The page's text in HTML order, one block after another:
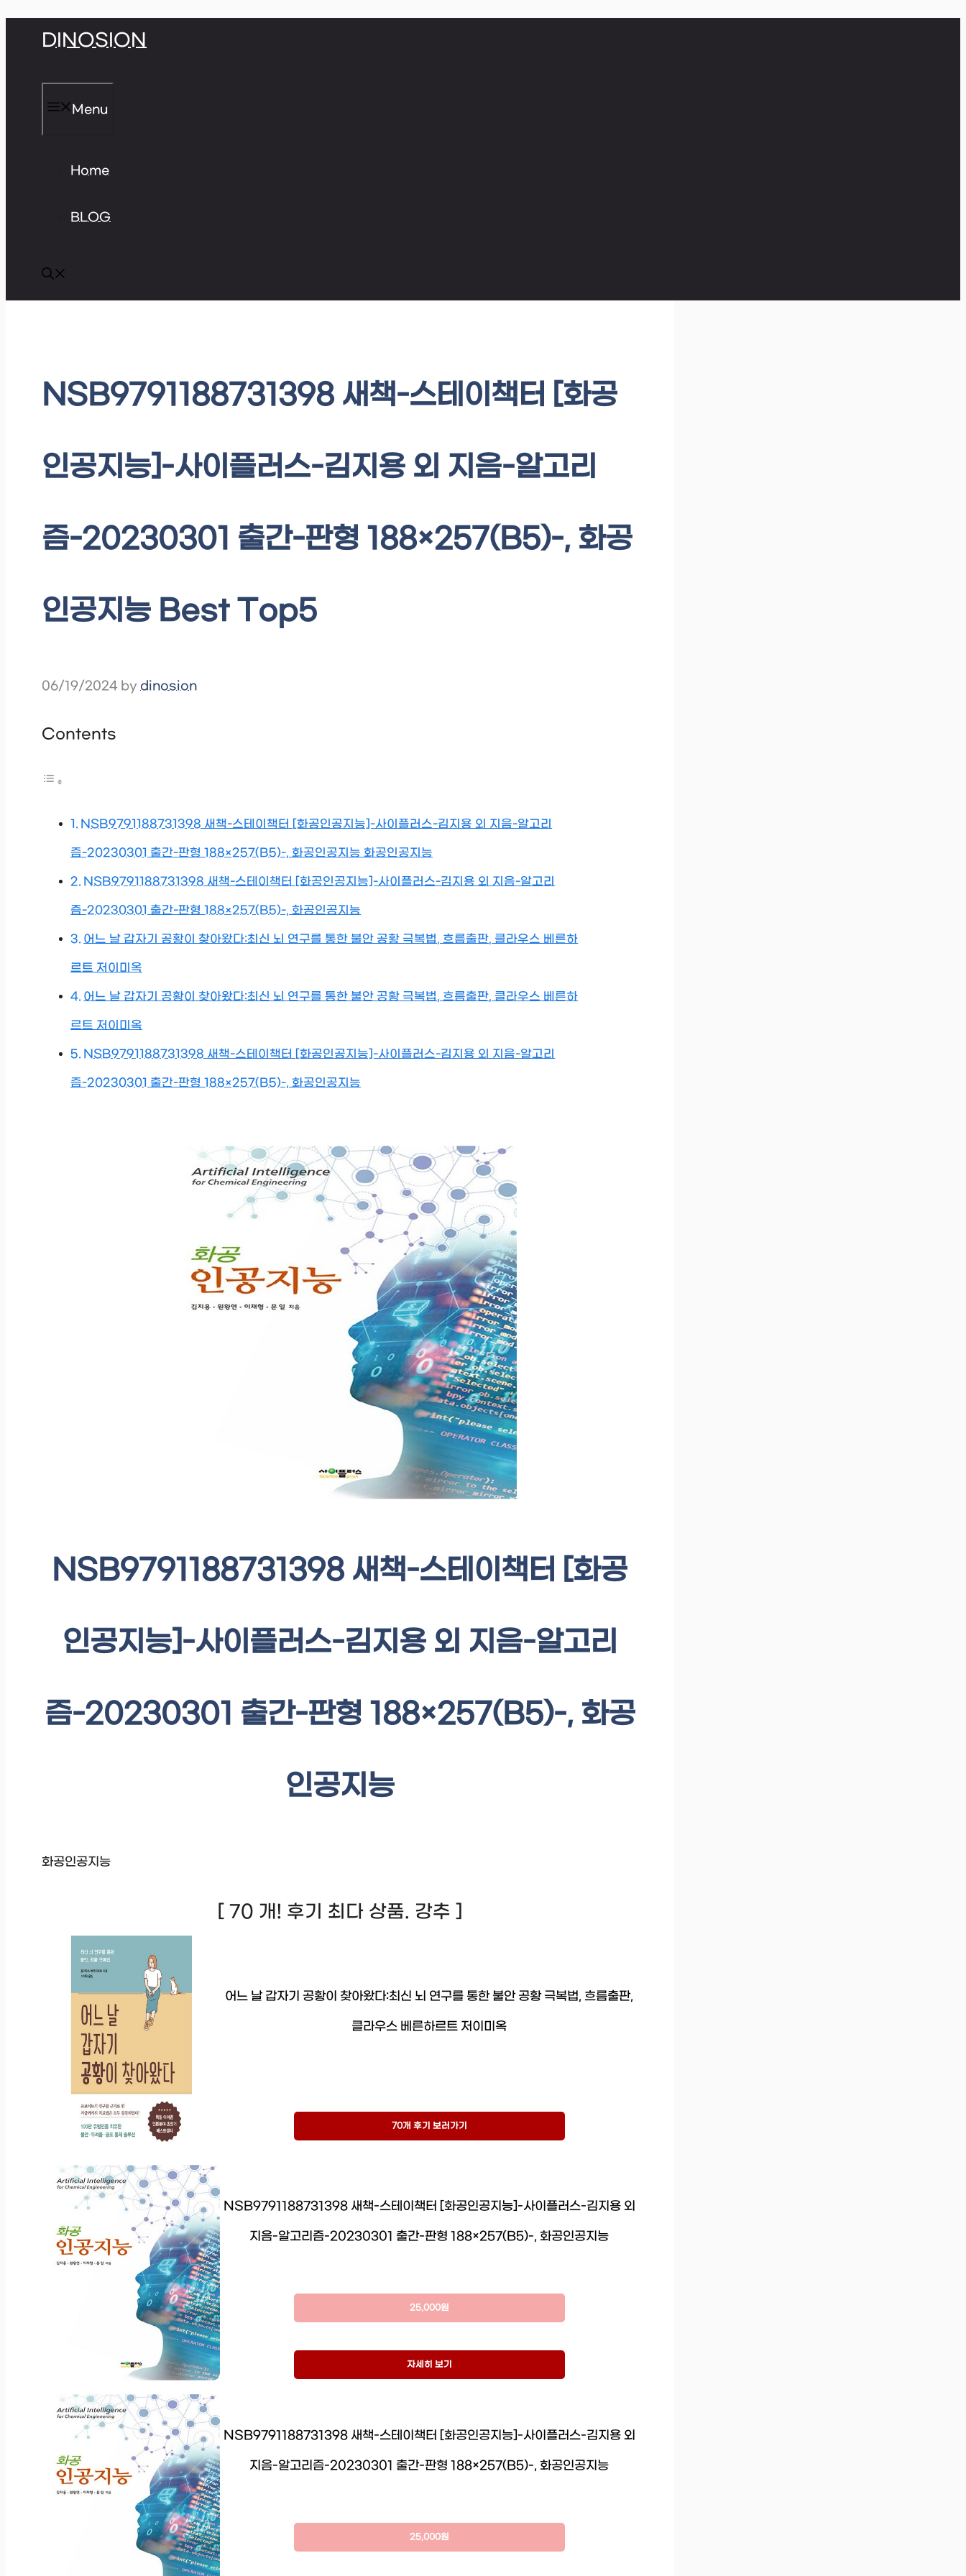
DINOSION
Menu
Home
BLOG
NSB9791188731398 새책-스테이책터 [화공
인공지능]-사이플러스-김지용 외 지음-알고리
즘-20230301 출간-판형 188×257(B5)-, 화공
인공지능 Best Top5
06/19/2024 by dinosion
Contents
NSB9791188731398 새책-스테이책터 [화공인공지능]-사이플러스-김지용 외 지음-알고리
즘-20230301 출간-판형 188×257(B5)-, 화공인공지능 화공인공지능
NSB9791188731398 새책-스테이책터 [화공인공지능]-사이플러스-김지용 외 지음-알고리
즘-20230301 출간-판형 188×257(B5)-, 화공인공지능
어느 날 갑자기 공황이 찾아왔다:최신 뇌 연구를 통한 불안 공황 극복법, 흐름출판, 클라우스 베른하
르트 저이미옥
어느 날 갑자기 공황이 찾아왔다:최신 뇌 연구를 통한 불안 공황 극복법, 흐름출판, 클라우스 베른하
르트 저이미옥
NSB9791188731398 새책-스테이책터 [화공인공지능]-사이플러스-김지용 외 지음-알고리
즘-20230301 출간-판형 188×257(B5)-, 화공인공지능
NSB9791188731398 새책-스테이책터 [화공
인공지능]-사이플러스-김지용 외 지음-알고리
즘-20230301 출간-판형 188×257(B5)-, 화공
인공지능
화공인공지능
[ 70 개! 후기 최다 상품. 강추 ]
어느 날 갑자기 공황이 찾아왔다:최신 뇌 연구를 통한 불안 공황 극복법, 흐름출판,
클라우스 베른하르트 저이미옥
70개 후기 보러가기
NSB9791188731398 새책-스테이책터 [화공인공지능]-사이플러스-김지용 외
지음-알고리즘-20230301 출간-판형 188×257(B5)-, 화공인공지능
25,000원
자세히 보기
NSB9791188731398 새책-스테이책터 [화공인공지능]-사이플러스-김지용 외
지음-알고리즘-20230301 출간-판형 188×257(B5)-, 화공인공지능
25,000원